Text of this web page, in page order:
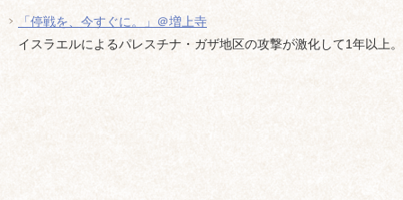
「停戦を、今すぐに。」＠増上寺
イスラエルによるパレスチナ・ガザ地区の攻撃が激化して1年以上